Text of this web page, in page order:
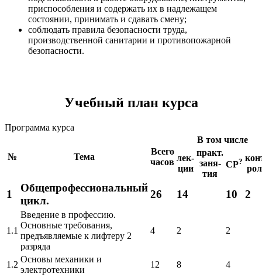
приспособления и содержать их в надлежащем
состоянии, принимать и сдавать смену;
соблюдать правила безопасности труда,
производственной санитарии и противопожарной
безопасности.
Учебный план курса
Программа курса
№ Тема
Всего
часов
В том числе
лек-
ции
практ.
заня-
тия
СР?
1
Общепрофессиональный
цикл.
26 14 10 2
1.1
Введение в профессию.
Основные требования,
предъявляемые к лифтеру 2
разряда
4 2 2
1.2
Основы механики и
электротехники
12 8 4